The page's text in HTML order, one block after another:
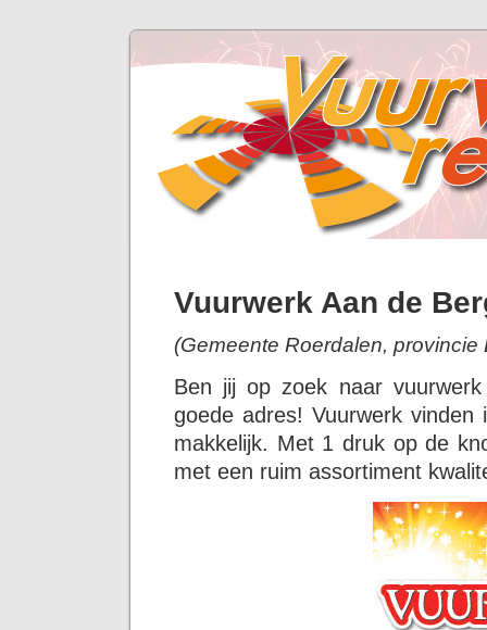
Vuurwerk Aan de
(Gemeente Roerdalen, provincie
Ben jij op zoek naar
goede adres! Vuurwerk
makkelijk. Met 1 druk op de
met een ruim assortiment